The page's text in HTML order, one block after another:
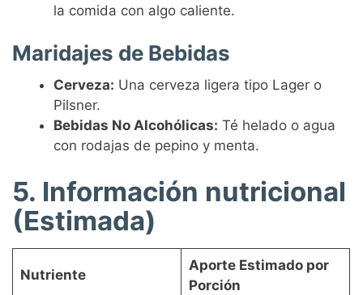
la comida con algo caliente.
Maridajes de Bebidas
Cerveza: Una cerveza ligera tipo Lager o
Pilsner.
Bebidas No Alcohólicas: Té helado o agua
con rodajas de pepino y menta.
5. Información nutricional
(Estimada)
Nutriente
Aporte Estimado por
Porción